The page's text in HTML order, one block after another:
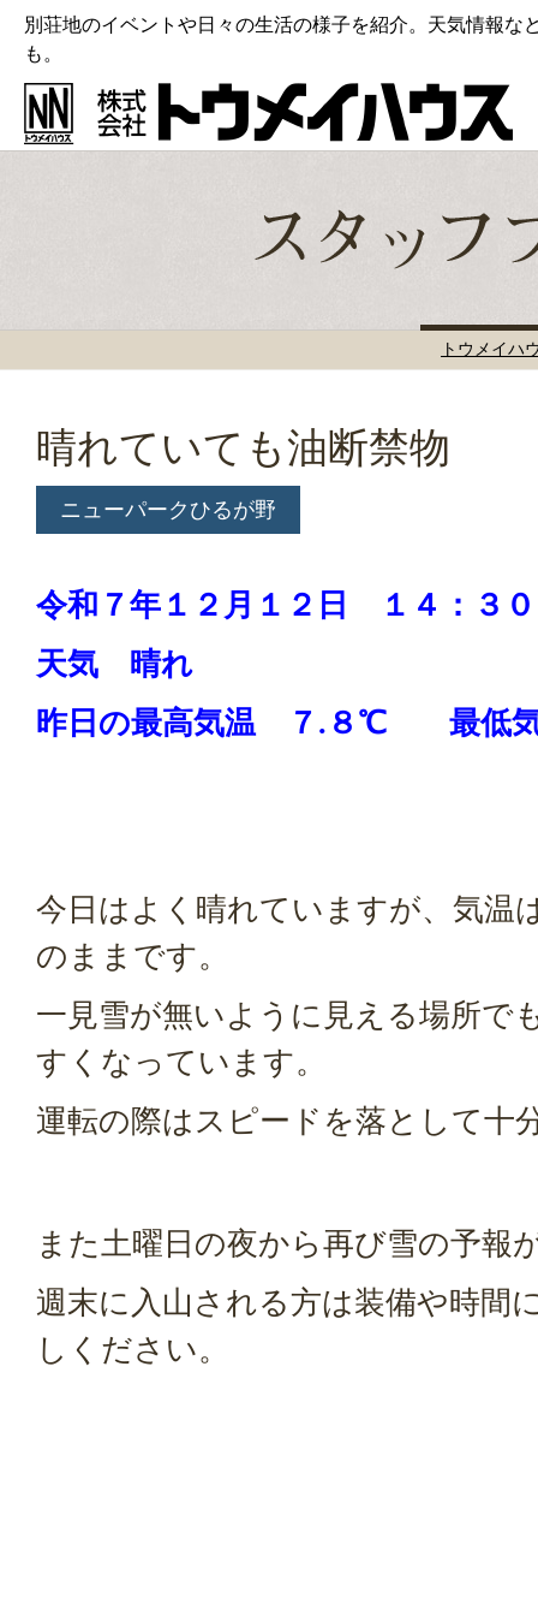
別荘地のイベントや日々の生活の様子を紹介。天気情報な
も。
トウメイハ
晴れていても油断禁物
ニューパークひるが野
令和７年１２ 月１２ 日 １４：３
天気 晴れ
昨日の最高気温 ７.８ ℃ 最低
今日はよく晴れていますが、気温
のままです。
一見雪が無いように見える場所で
すくなっています。
運転の際はスピードを落として十
また土曜日の夜から再び雪の予報
週末に入山される方は装備や時間
しください。